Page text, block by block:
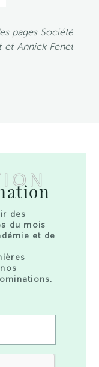
pages Société
et Annick Fenet
des
du mois
et de